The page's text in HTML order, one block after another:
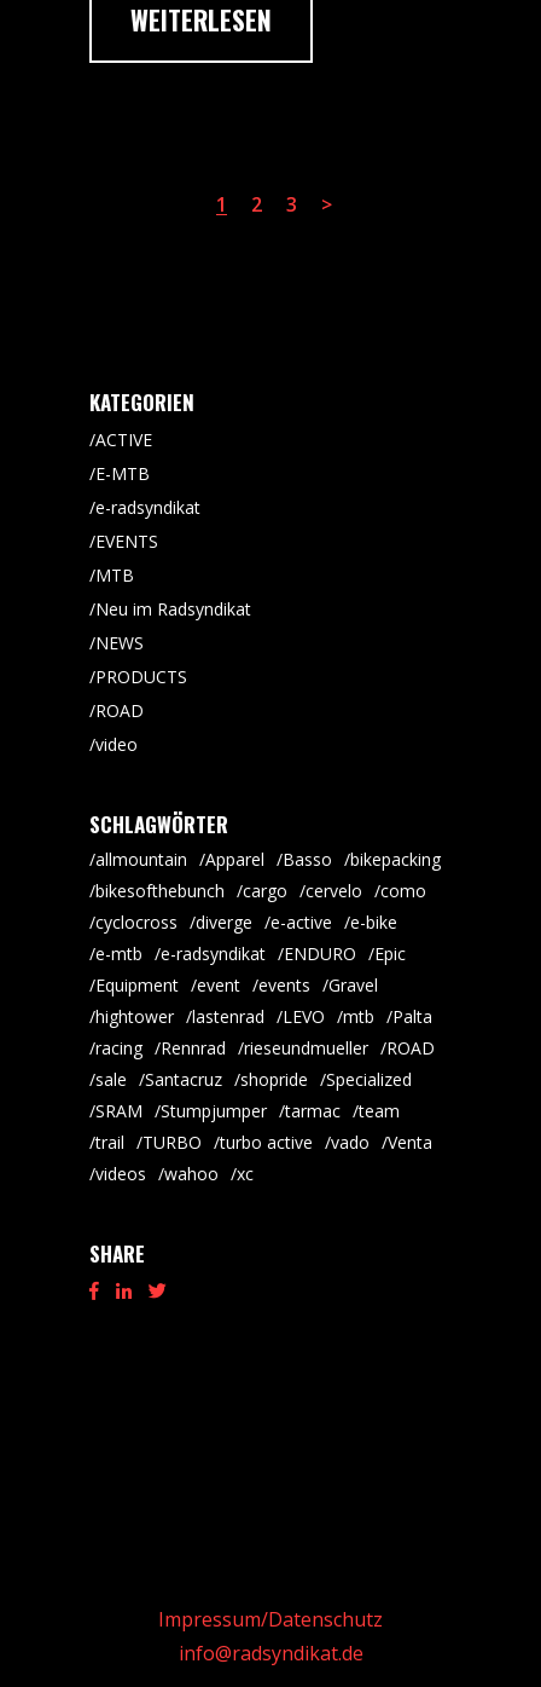
WEITERLESEN
1 2 3
KATEGORIEN
ACTIVE
E-MTB
e-radsyndikat
EVENTS
MTB
Neu im Radsyndikat
NEWS
PRODUCTS
ROAD
video
SCHLAGWÖRTER
allmountain Apparel Basso
bikepacking
bikesofthebunch
cargo cervelo
como
cyclocross
diverge e-active
e-bike
e-mtb
e-radsyndikat ENDURO
Epic
Equipment
event events
Gravel
hightower
lastenrad LEVO mtb
Palta
racing
Rennrad rieseundmueller
ROAD
sale
Santacruz shopride
Specialized
SRAM
Stumpjumper tarmac
team
trail
TURBO turbo active vado
Venta
videos
wahoo xc
SHARE
Impressum/Datenschutz
info@radsyndikat.de